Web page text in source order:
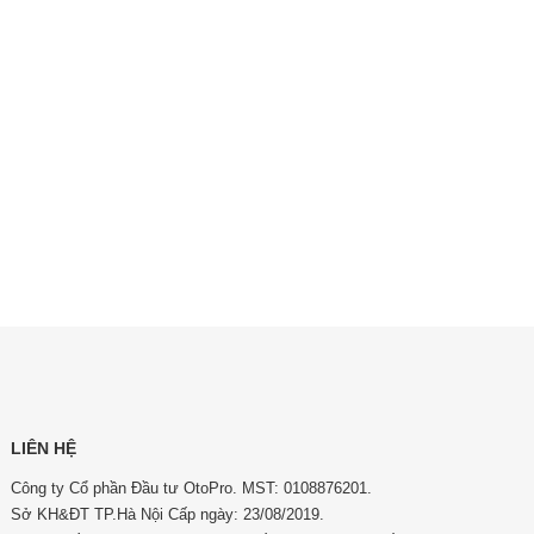
LIÊN HỆ
Công ty Cổ phần Đầu tư OtoPro. MST: 0108876201.
Sở KH&ĐT TP.Hà Nội Cấp ngày: 23/08/2019.